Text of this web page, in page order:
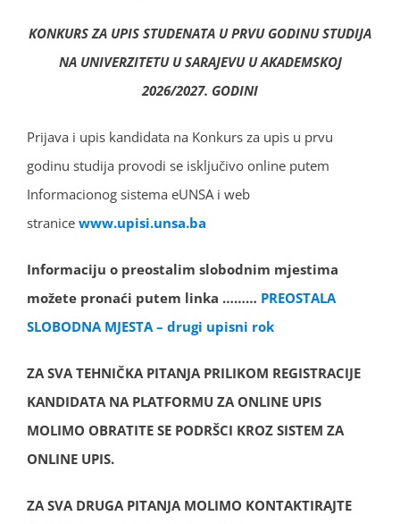
KONKURS ZA UPIS STUDENATA U PRVU GODINU STUDIJA
NA UNIVERZITETU U SARAJEVU U AKADEMSKOJ
2026/2027. GODINI
Prijava i upis kandidata na Konkurs za upis u prvu
godinu studija provodi se isključivo online putem
Informacionog sistema eUNSA i web
stranice www.upisi.unsa.ba
Informaciju o preostalim slobodnim mjestima
možete pronaći putem linka ……… PREOSTALA
SLOBODNA MJESTA – drugi upisni rok
ZA SVA TEHNIČKA PITANJA PRILIKOM REGISTRACIJE
KANDIDATA NA PLATFORMU ZA ONLINE UPIS
MOLIMO OBRATITE SE PODRŠCI KROZ SISTEM ZA
ONLINE UPIS.
ZA SVA DRUGA PITANJA MOLIMO KONTAKTIRAJTE